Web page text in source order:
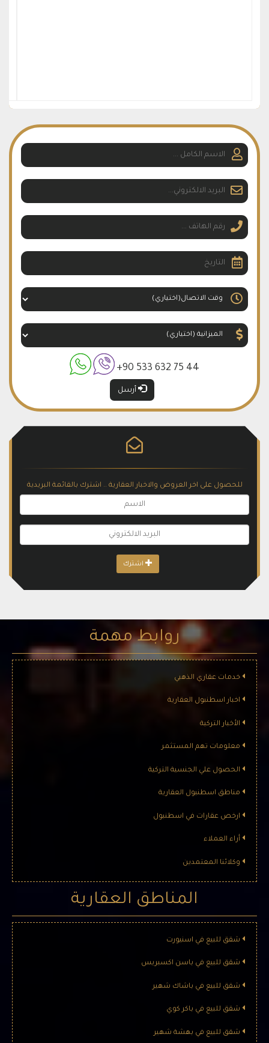
+90 533 632 75 44
للحصول على اخر العروض والاخبار العقارية .. اشترك بالقائمة البريدية
اشترك
روابط مهمة
خدمات عقاري الذهبي
اخبار اسطنبول العقارية
الأخبار التركية
معلومات تهم المستثمر
الحصول علي الجنسية التركية
مناطق اسطنبول العقارية
ارخص عقارات في اسطنبول
أراء العملاء
وكلائنا المعتمدين
المناطق العقارية
شقق للبيع في اسنيورت
شقق للبيع في باسن اكسبريس
شقق للبيع في باشاك شهير
شقق للبيع في باكر كوي
شقق للبيع في بهشة شهير